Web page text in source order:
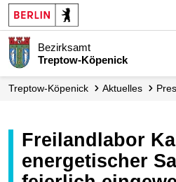
Bezirksamt
Treptow-Köpenick
Treptow-Köpenick Aktuelles
Freilandlabor Kaniswall nach
energetischer